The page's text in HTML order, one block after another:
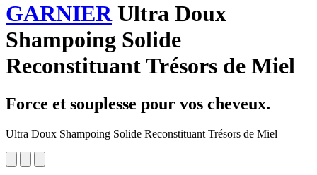
GARNIERUltra Doux
Shampoing Solide
Reconstituant Trésors de Miel
Force et souplesse pour vos cheveux.
Ultra Doux Shampoing Solide Reconstituant Trésors de Miel